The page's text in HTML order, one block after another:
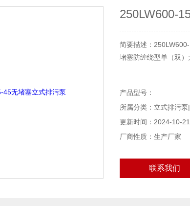
250LW600-
简要描述：
堵塞防缠绕型单（双）
产品型号：
所属分类：立式排污
更新时间：2024-10-21
厂商性质：生产厂家
联系我们